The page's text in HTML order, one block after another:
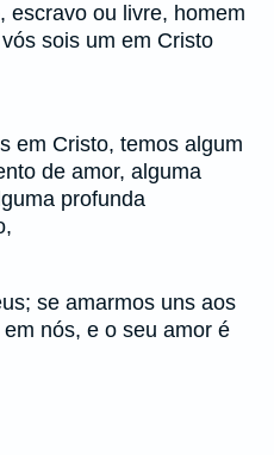
escravo ou livre, homem
sois um em Cristo
em Cristo, temos algum
de amor, alguma
profunda
se amarmos uns aos
nós, e o seu amor é